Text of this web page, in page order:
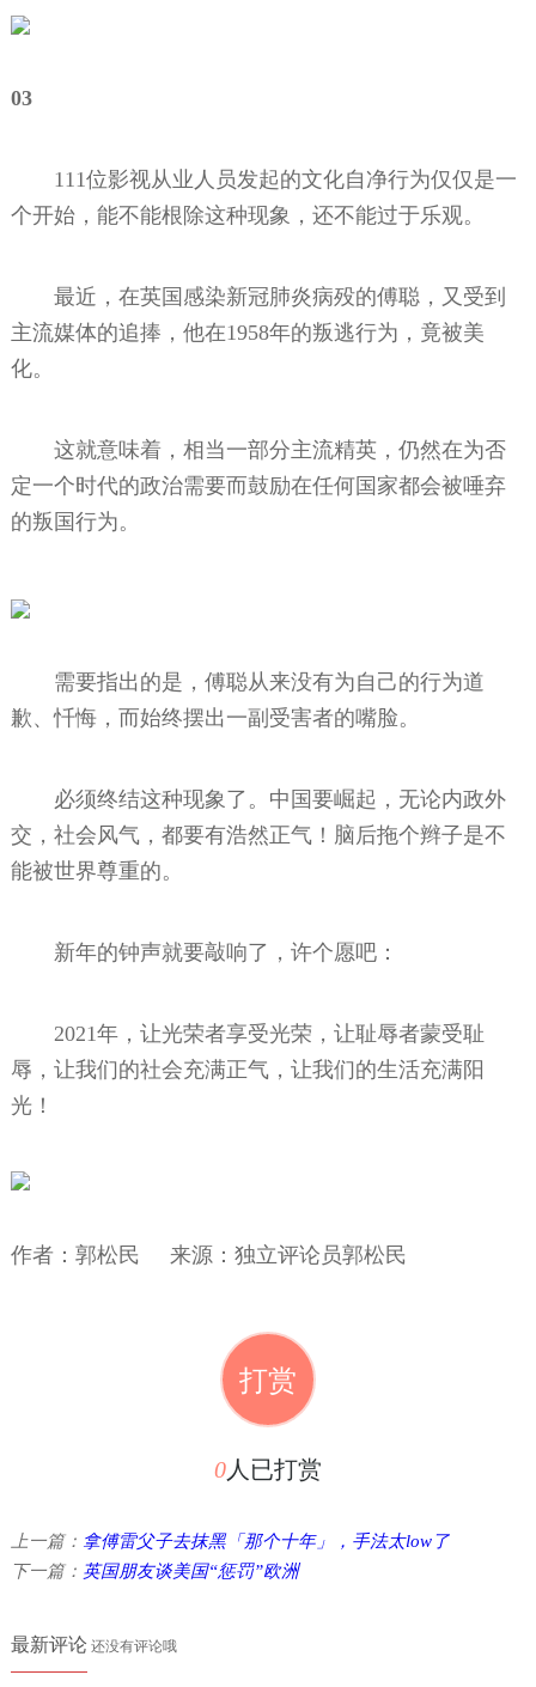
03
111位影视从业人员发起的文化自净行为仅仅是一
个开始，能不能根除这种现象，还不能过于乐观。
最近，在英国感染新冠肺炎病殁的傅聪，又受到
主流媒体的追捧，他在1958年的叛逃行为，竟被美
化。
这就意味着，相当一部分主流精英，仍然在为否
定一个时代的政治需要而鼓励在任何国家都会被唾弃
的叛国行为。
需要指出的是，傅聪从来没有为自己的行为道
歉、忏悔，而始终摆出一副受害者的嘴脸。
必须终结这种现象了。中国要崛起，无论内政外
交，社会风气，都要有浩然正气！脑后拖个辫子是不
能被世界尊重的。
新年的钟声就要敲响了，许个愿吧：
2021年，让光荣者享受光荣，让耻辱者蒙受耻
辱，让我们的社会充满正气，让我们的生活充满阳
光！
作者： 郭松民 来源： 独立评论员郭松民
打赏
0人已打赏
上一篇： 拿傅雷父子去抹黑「那个十年」，手法太low了
下一篇： 英国朋友谈美国“惩罚”欧洲
最新评论还没有评论哦